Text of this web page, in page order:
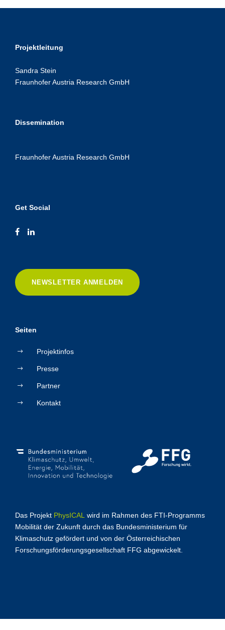
Projektleitung
Sandra Stein
Fraunhofer Austria Research GmbH
Dissemination
Fraunhofer Austria Research GmbH
Get Social
NEWSLETTER ANMELDEN
Seiten
Projektinfos
Presse
Partner
Kontakt
Das Projekt PhysICAL wird im Rahmen des FTI-Programms
Mobilität der Zukunft durch das Bundesministerium für
Klimaschutz gefördert und von der Österreichischen
Forschungsförderungsgesellschaft FFG abgewickelt.